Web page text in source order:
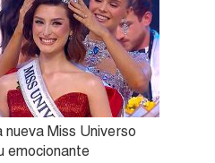
Miss Universo
emocionante